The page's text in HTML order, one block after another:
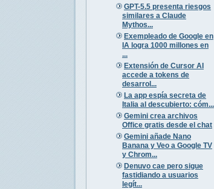
GPT-5.5 presenta riesgos
similares a Claude
Mythos...
Exempleado de Google en
IA logra 1000 millones en
...
Extensión de Cursor AI
accede a tokens de
desarrol...
La app espía secreta de
Italia al descubierto: cóm...
Gemini crea archivos
Office gratis desde el chat
Gemini añade Nano
Banana y Veo a Google TV
y Chrom...
Denuvo cae pero sigue
fastidiando a usuarios
legít...